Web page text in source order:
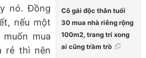
Cô gái độc thân tuổi
30 mua nhà riêng rộng
100m2, trang trí xong
ai cũng trầm trồ
nó. Đồng
nếu một
mua
rẻ thì nên